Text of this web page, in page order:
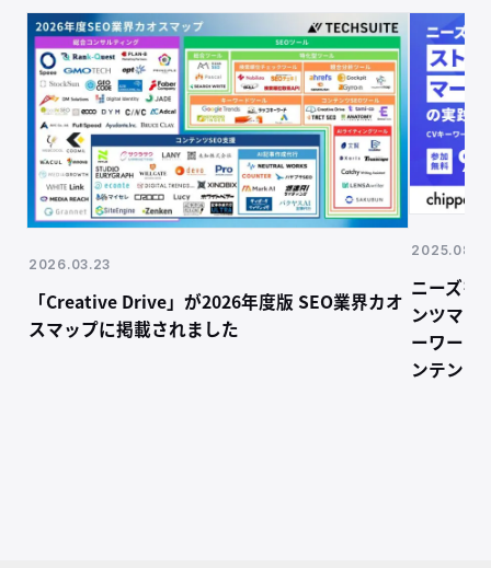
2026.03.23
「Creative Drive」が2026年度版 SEO業界カオ
スマップに掲載されました
2025.08.19
ニーズを
ンツマー
ーワード
ンテンツ